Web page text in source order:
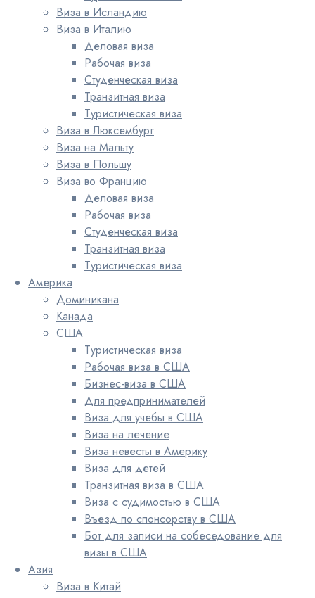
Виза в Исландию
Виза в Италию
Деловая виза
Рабочая виза
Студенческая виза
Транзитная виза
Туристическая виза
Виза в Люксембург
Виза на Мальту
Виза в Польшу
Виза во Францию
Деловая виза
Рабочая виза
Студенческая виза
Транзитная виза
Туристическая виза
Америка
Доминикана
Канада
США
Туристическая виза
Рабочая виза в США
Бизнес-виза в США
Для предпринимателей
Виза для учебы в США
Виза на лечение
Виза невесты в Америку
Виза для детей
Транзитная виза в США
Виза с судимостью в США
Въезд по спонсорству в США
Бот для записи на собеседование для
визы в США
Азия
Виза в Китай